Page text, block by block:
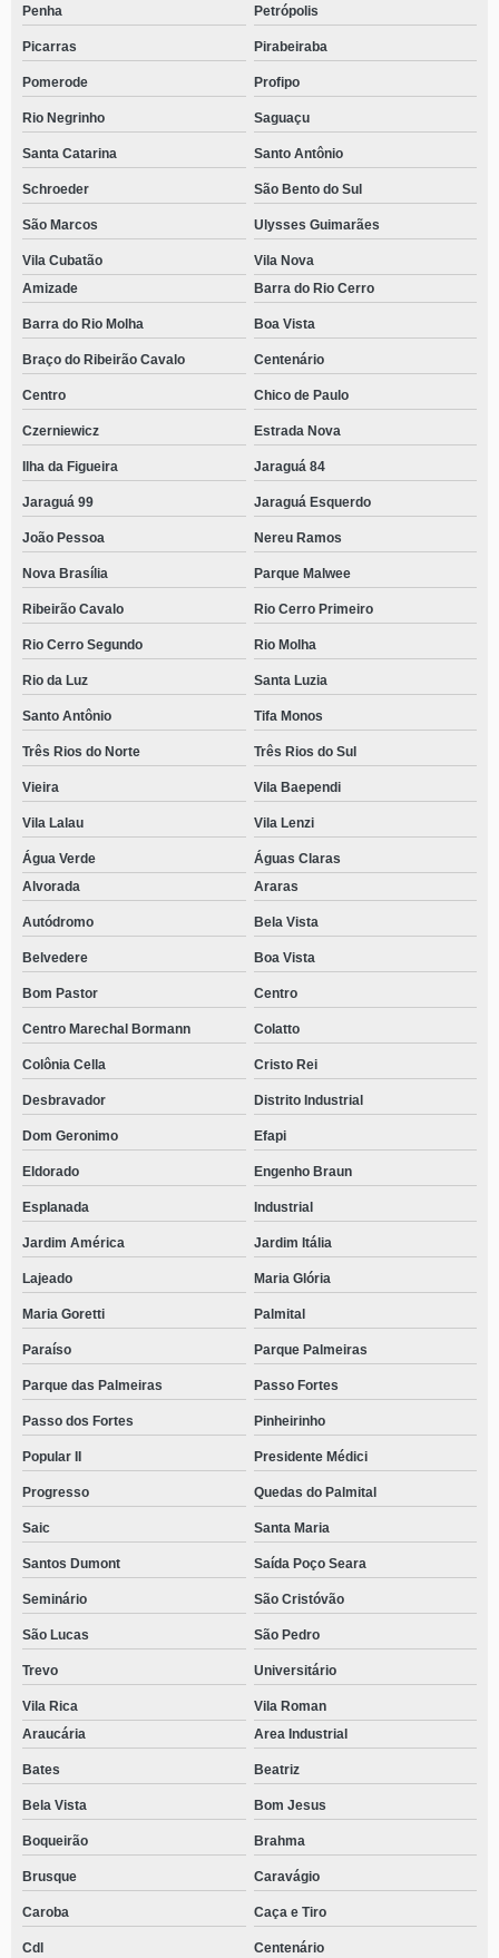
Penha Petrópolis
Picarras Pirabeiraba
Pomerode Profipo
Rio Negrinho Saguaçu
Santa Catarina Santo Antônio
Schroeder São Bento do Sul
São Marcos Ulysses Guimarães
Vila Cubatão
Vila Nova
Amizade
Barra do Rio Cerro
Barra do Rio Molha Boa Vista
Braço do Ribeirão Cavalo Centenário
Centro Chico de Paulo
Czerniewicz Estrada Nova
Ilha da Figueira Jaraguá 84
Jaraguá 99 Jaraguá Esquerdo
João Pessoa Nereu Ramos
Nova Brasília Parque Malwee
Ribeirão Cavalo Rio Cerro Primeiro
Rio Cerro Segundo Rio Molha
Rio da Luz Santa Luzia
Santo Antônio Tifa Monos
Três Rios do Norte Três Rios do Sul
Vieira Vila Baependi
Vila Lalau Vila Lenzi
Água Verde
Águas Claras
Alvorada
Araras
Autódromo Bela Vista
Belvedere Boa Vista
Bom Pastor Centro
Centro Marechal Bormann Colatto
Colônia Cella Cristo Rei
Desbravador Distrito Industrial
Dom Geronimo Efapi
Eldorado Engenho Braun
Esplanada Industrial
Jardim América Jardim Itália
Lajeado Maria Glória
Maria Goretti Palmital
Paraíso Parque Palmeiras
Parque das Palmeiras Passo Fortes
Passo dos Fortes Pinheirinho
Popular II Presidente Médici
Progresso Quedas do Palmital
Saic Santa Maria
Santos Dumont Saída Poço Seara
Seminário São Cristóvão
São Lucas São Pedro
Trevo Universitário
Vila Rica
Vila Roman
Araucária
Area Industrial
Bates Beatriz
Bela Vista Bom Jesus
Boqueirão Brahma
Brusque Caravágio
Caroba Caça e Tiro
Cdl Centenário